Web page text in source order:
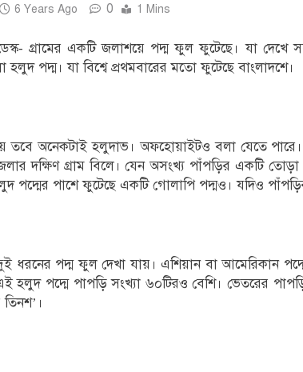
6 Years Ago 0 1 Mins
ডেস্ক- গ্রামের একটি জলাশয়ে পদ্ম ফুল ফুটেছে। যা
হলুদ পদ্ম। যা বিশ্বে প্রথমবারের মতো ফুটেছে বাংলাদশে।
তবে অনেকটাই হলুদাভ। অফহোয়াইটও বলা যেতে
দক্ষিণ গ্রাম বিলে। যেন অসংখ্য পাঁপড়ির একটি
পদ্মের পাশে ফুটেছে একটি গোলাপি পদ্মও। যদিও
ধরনের পদ্ম ফুল দেখা যায়। এশিয়ান বা আমেরিকান
হলুদ পদ্মে পাপড়ি সংখ্যা ৬০টিরও বেশি। ভেতরের
তিনশ’।